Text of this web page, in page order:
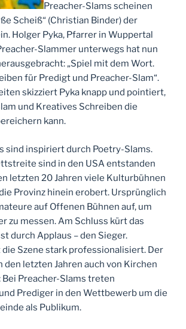
Preacher-Slams scheinen
Scheiß“ (Christian Binder) der
Holger Pyka, Pfarrer in Wuppertal
Slammer unterwegs hat nun
„Spiel mit dem Wort.
für Predigt und Preacher-Slam“.
skizziert Pyka knapp und pointiert,
und Kreatives Schreiben die
kann.
sind inspiriert durch Poetry-Slams.
sind in den USA entstanden
letzten 20 Jahren viele Kulturbühnen
Provinz hinein erobert. Ursprünglich
auf Offenen Bühnen auf, um
zu messen. Am Schluss kürt das
durch Applaus – den Sieger.
Szene stark professionalisiert. Der
den letzten Jahren auch von Kirchen
Preacher-Slams treten
Prediger in den Wettbewerb um die
als Publikum.